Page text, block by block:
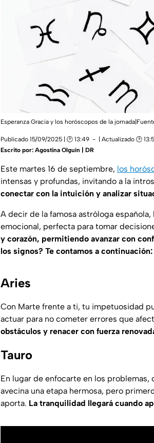
Esperanza Gracia y los horóscopos de la
Publicado 15/09/2025 | 🕑 13:49 | Actualizado 🕑
Escrito por: Agostina Olguín | DR
Este martes 16 de septiembre, los
intensas y profundas, invitando a la
conectar con la intuición y analizar
A decir de la famosa astróloga
emocional, perfecta para tomar
y corazón, permitiendo avanzar con
los signos? Te contamos a continuación:
Aries
Con Marte frente a ti, tu impetuosidad
actuar para no cometer errores que
obstáculos y renacer con fuerza
Tauro
En lugar de enfocarte en los
avecina una etapa hermosa, pero
aporta. La tranquilidad llegará cuando